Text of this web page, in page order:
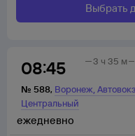
Выбрать
08:45
№ 588, Воронеж,
Центральный
3 ч 35 м
ежедневно